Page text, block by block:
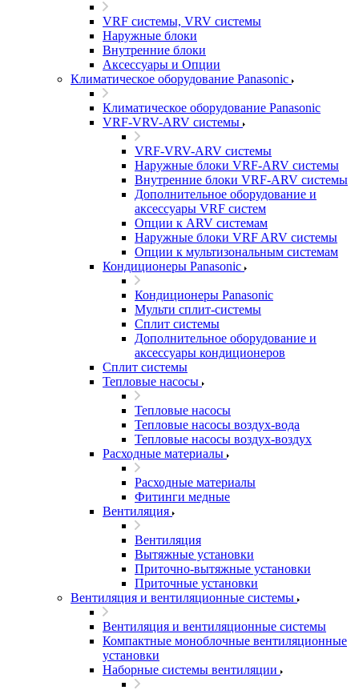
VRF системы, VRV системы
Наружные блоки
Внутренние блоки
Аксессуары и Опции
Климатическое оборудование Panasonic
Климатическое оборудование Panasonic
VRF-VRV-ARV системы
VRF-VRV-ARV системы
Наружные блоки VRF-ARV системы
Внутренние блоки VRF-ARV системы
Дополнительное оборудование и
аксессуары VRF систем
Опции к ARV системам
Наружные блоки VRF ARV системы
Опции к мультизональным системам
Кондиционеры Panasonic
Кондиционеры Panasonic
Мульти сплит-системы
Сплит системы
Дополнительное оборудование и
аксессуары кондиционеров
Сплит системы
Тепловые насосы
Тепловые насосы
Тепловые насосы воздух-вода
Тепловые насосы воздух-воздух
Расходные материалы
Расходные материалы
Фитинги медные
Вентиляция
Вентиляция
Вытяжные установки
Приточно-вытяжные установки
Приточные установки
Вентиляция и вентиляционные системы
Вентиляция и вентиляционные системы
Компактные моноблочные вентиляционные
установки
Наборные системы вентиляции